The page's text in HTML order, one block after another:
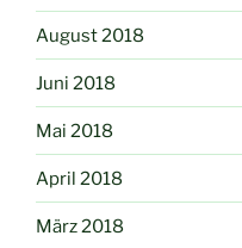
August 2018
Juni 2018
Mai 2018
April 2018
März 2018